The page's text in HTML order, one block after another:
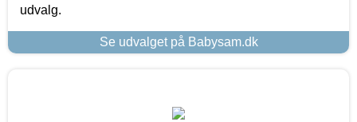
udvalg.
Se udvalget på Babysam.dk